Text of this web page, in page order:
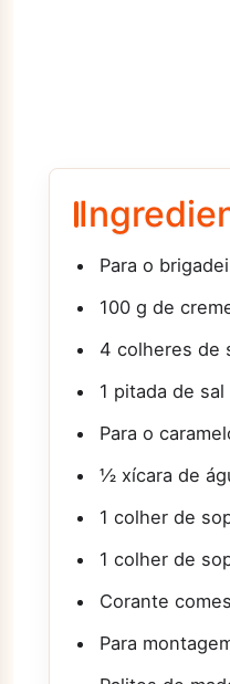
Para o
100 g de
4 colheres de
1 pitada de
Para o
½ xícara de
1 colher de
1 colher de
Corante
Para